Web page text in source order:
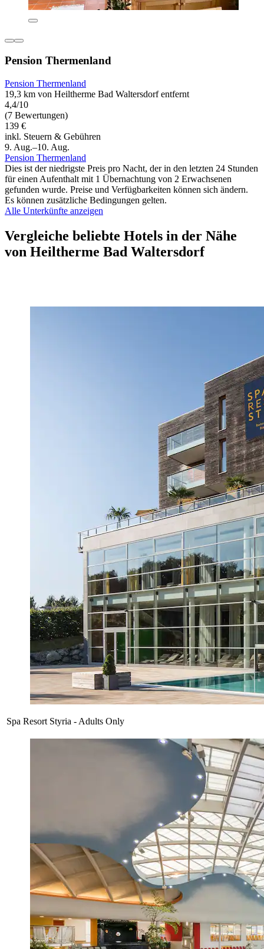
Pension Thermenland
Pension Thermenland
19,3 km von Heiltherme Bad Waltersdorf entfernt
4,4/10
(7 Bewertungen)
139 €
inkl. Steuern & Gebühren
9. Aug.–10. Aug.
Pension Thermenland
Dies ist der niedrigste Preis pro Nacht, der in den letzten 24 Stunden
für einen Aufenthalt mit 1 Übernachtung von 2 Erwachsenen
gefunden wurde. Preise und Verfügbarkeiten können sich ändern.
Es können zusätzliche Bedingungen gelten.
Alle Unterkünfte anzeigen
Vergleiche beliebte Hotels in der Nähe
von Heiltherme Bad Waltersdorf
Spa Resort Styria - Adults Only